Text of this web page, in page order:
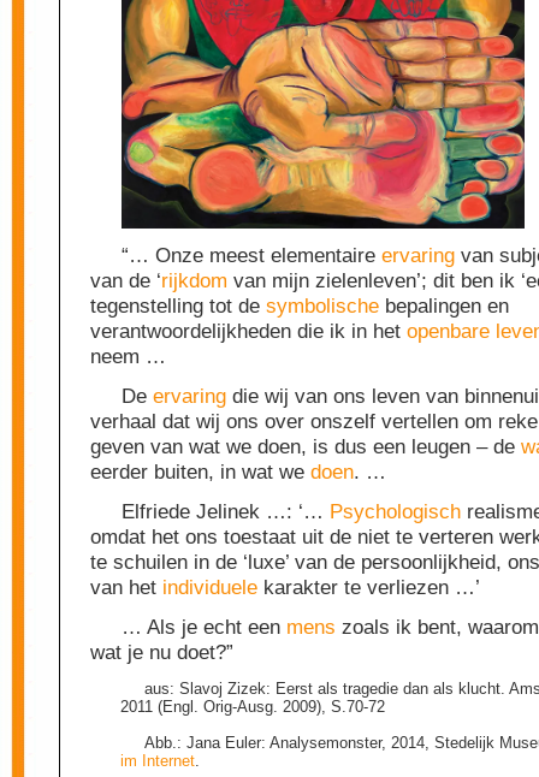
“… Onze meest elementaire ervaring van
van de ‘rijkdom van mijn zielenleven’; dit ben ik
tegenstelling tot de symbolische bepalingen en
verantwoordelijkheden die ik in het openbare
neem …
De ervaring die wij van ons leven van
verhaal dat wij ons over onszelf vertellen om
geven van wat we doen, is dus een leugen – de
eerder buiten, in wat we doen. …
Elfriede Jelinek …: ‘… Psychologisch
omdat het ons toestaat uit de niet te verteren
te schuilen in de ‘luxe’ van de persoonlijkheid,
van het individuele karakter te verliezen …’
… Als je echt een mens zoals ik bent,
wat je nu doet?”
aus: Slavoj Zizek: Eerst als tragedie dan als klucht.
2011 (Engl. Orig-Ausg. 2009), S.70-72
Abb.: Jana Euler: Analysemonster, 2014, Stedelijk
im Internet.